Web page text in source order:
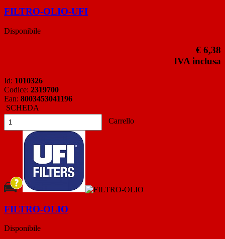
FILTRO-OLIO-UFI
Disponibile
€ 6,38
IVA inclusa
Id: 1010326
Codice: 2319700
Ean: 8003453041196
SCHEDA
Carrello
FILTRO-OLIO
Disponibile